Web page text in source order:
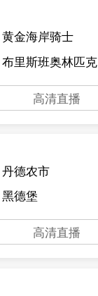
黄金海岸骑士
布里斯班奥林匹克
高清直播
丹德农市
黑德堡
高清直播